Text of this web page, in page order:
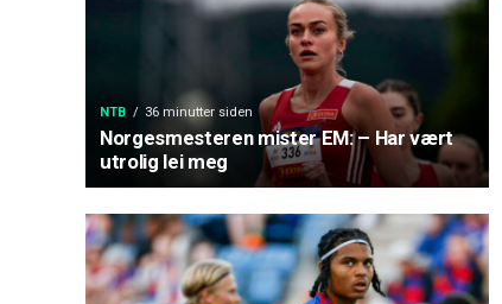
NTB 36 minutter siden
Norgesmesteren mister EM: – Har vært
utrolig lei meg